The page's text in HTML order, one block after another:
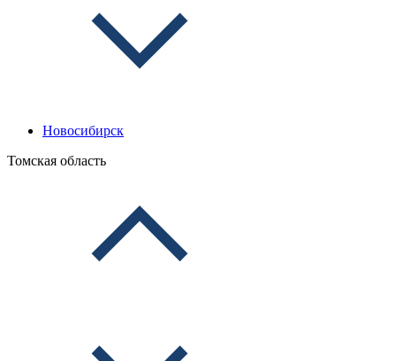
Новосибирск
Томская область